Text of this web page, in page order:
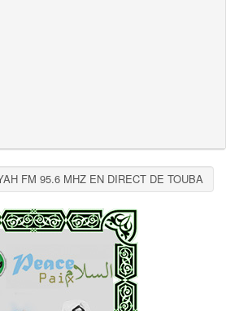
FM 95.6 MHZ EN DIRECT DE TOUBA